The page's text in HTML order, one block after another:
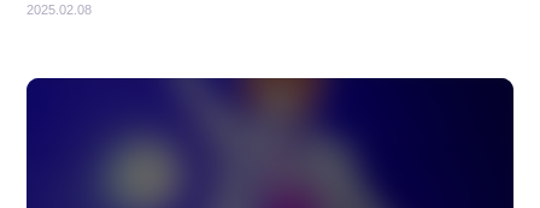
2025.02.08